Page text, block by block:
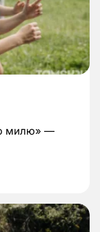
милю» —